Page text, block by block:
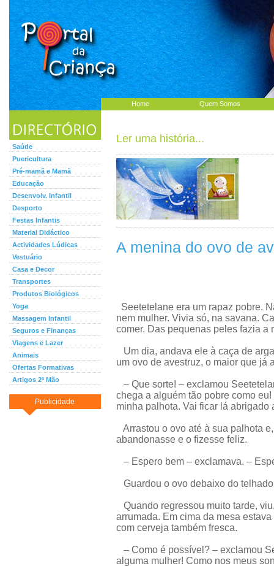
Home Quem Somos
Saúde
Puericultura
Pré-mamã e Mamã
Educação
Desenvolv. Infantil
Desporto
Festas Infantis
Material Didáctico
Actividades Lúdicas
Vestuário
Casa e Decor
Transportes
Produtos Biológicos
Yoga
Massagem Infantil
Seguros e Finanças
Viagens e Lazer
Animais
Ofertas Formativas
Artigos 2ª Mão
Publicidade
Ler uma história...
A menina do ovo de
Seetetelane era um rapaz pobre.
nem mulher. Vivia só, na savana.
comer. Das pequenas peles fazia a
Um dia, andava ele à caça de
um ovo de avestruz, o maior que já
– Que sorte! – exclamou
chega a alguém tão pobre como
minha palhota. Vai ficar lá abrigado
Arrastou o ovo até à sua palhota
abandonasse e o fizesse feliz.
– Espero bem – exclamava. –
Guardou o ovo debaixo do
Quando regressou muito tarde,
arrumada. Em cima da mesa
com cerveja também fresca.
– Como é possível? – exclamou
alguma mulher! Como nos meus